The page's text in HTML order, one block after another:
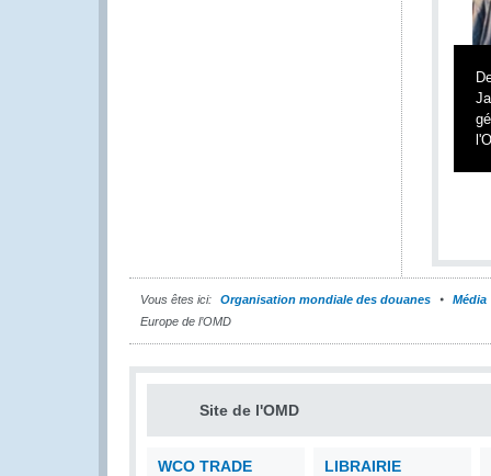
Vous êtes ici: Organisation mondiale des douanes
Média
Europe de l’OMD
Site de l'OMD
WCO TRADE
LIBRAIRIE